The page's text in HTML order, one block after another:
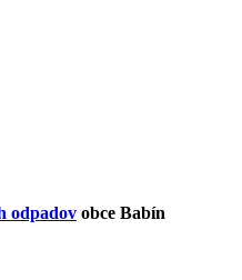
odpadov obce Babín